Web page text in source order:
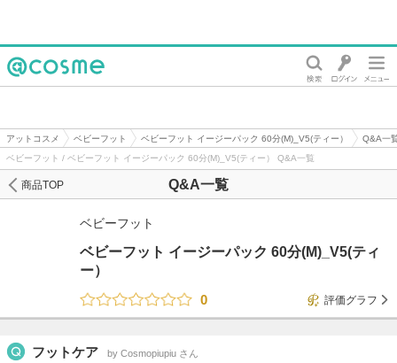
アットコスメ ベビーフット ベビーフット イージーパック 60分(M)_V5(ティー）
Q&A一
ベビーフット / ベビーフット イージーパック 60分(M)_V5(ティー） Q&A一覧
Q&A一覧
商品TOP
ベビーフット
ベビーフット イージーパック 60分(M)_V5(ティ
ー）
0
評価グラフ
フットケア by Cosmopiupiu さん